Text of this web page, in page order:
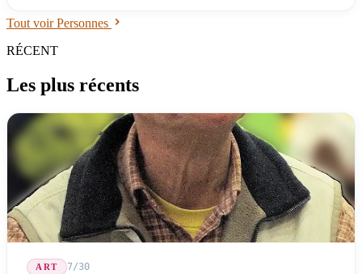
Tout voir Personnes
RÉCENT
Les plus récents
ART 7/30